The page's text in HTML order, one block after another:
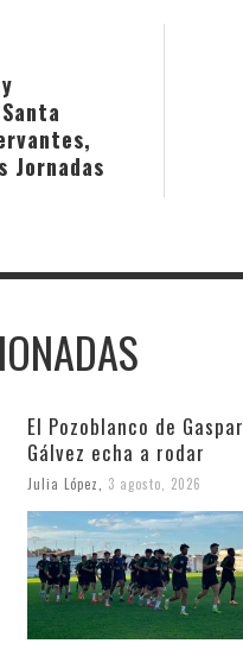
Jornadas
El Pozoblanco de Gaspar
Gálvez echa a rodar
Julia López 3 agosto, 2026